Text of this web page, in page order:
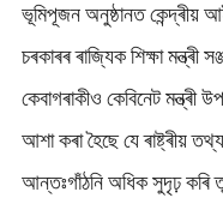
ভূমিপূজন অনুষ্ঠানত কেন্দ্ৰীয়
চৰকাৰৰ ৰাজ্যিক শিক্ষা
কেবাগৰাকীও কেবিনেট
আশা কৰা হৈছে যে ৰাষ্ট্ৰীয়
আন্তঃগাঁঠনি অধিক সুদৃঢ়